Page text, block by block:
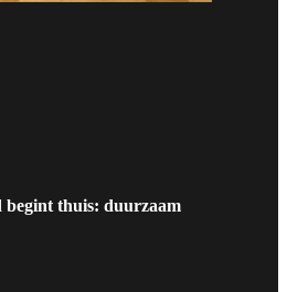
begint thuis: duurzaam